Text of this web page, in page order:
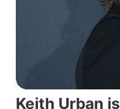
Keith Urban